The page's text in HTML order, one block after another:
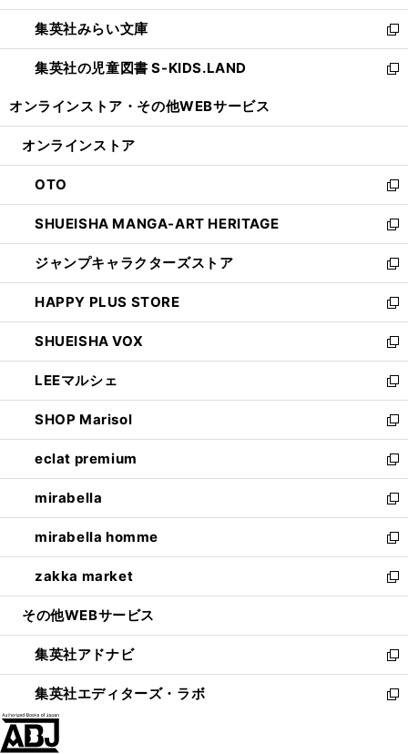
開
く
ウ
で
開
く
ン
ド
ウ
で
ウ
ィ
ン
ド
開
集英社みらい文庫
新
し
い
ン
ウ
で
開
く
集英社の児童図書 S-KIDS.LAND
新
ウ
ン
ド
ウ
で
開
く
オンラインストア・ その他WEBサービス
オンラインストア
OTO
新
し
い
ウ
ィ
ン
ド
ウ
で
開
く
SHUEISHA MANGA-ART HERITAGE
新
し
い
ウ
ィ
ン
ド
ウ
で
開
く
ジャンプキャラクターズストア
新
し
い
ウ
ィ
ン
ド
ウ
で
開
く
HAPPY PLUS STORE
新
し
い
ウ
ィ
ン
ド
ウ
で
開
く
SHUEISHA VOX
新
し
い
ウ
ィ
ン
ド
ウ
で
開
く
LEEマルシェ
新
し
い
ウ
ィ
ン
ド
ウ
で
開
く
SHOP Marisol
新
し
い
ウ
ィ
ン
ド
ウ
で
開
eclat premium
新
し
い
ウ
ィ
ン
ド
ウ
開
く
mirabella
新
し
い
ウ
ィ
ン
ウ
で
開
く
mirabella homme
新
し
い
ウ
ン
ド
ウ
で
zakka market
新
し
ウ
ィ
ン
ド
その他WEBサービス
集英社アドナビ
新
し
い
集英社エディターズ・ラボ
新